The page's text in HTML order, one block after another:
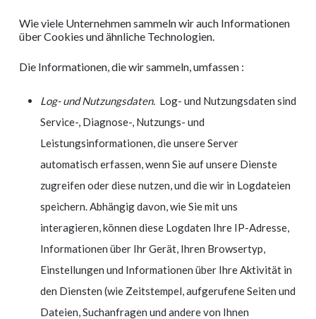
Wie viele Unternehmen sammeln wir auch Informationen
über Cookies und ähnliche Technologien.
Die Informationen, die wir sammeln, umfassen :
Log- und Nutzungsdaten. Log- und Nutzungsdaten sind
Service-, Diagnose-, Nutzungs- und
Leistungsinformationen, die unsere Server
automatisch erfassen, wenn Sie auf unsere Dienste
zugreifen oder diese nutzen, und die wir in Logdateien
speichern. Abhängig davon, wie Sie mit uns
interagieren, können diese Logdaten Ihre IP-Adresse,
Informationen über Ihr Gerät, Ihren Browsertyp,
Einstellungen und Informationen über Ihre Aktivität in
den Diensten (wie Zeitstempel, aufgerufene Seiten und
Dateien, Suchanfragen und andere von Ihnen